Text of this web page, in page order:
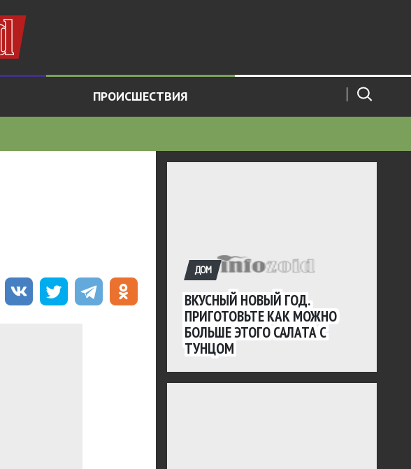
ПРОИСШЕСТВИЯ
ДОМ
ВКУСНЫЙ НОВЫЙ ГОД.
ПРИГОТОВЬТЕ КАК МОЖНО
БОЛЬШЕ ЭТОГО САЛАТА С
ТУНЦОМ